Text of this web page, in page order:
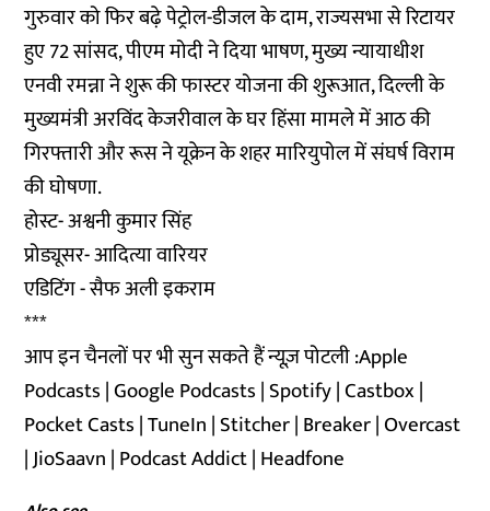
गुरुवार को फिर बढ़े पेट्रोल-डीजल के दाम, राज्यसभा से रिटायर
हुए 72 सांसद, पीएम मोदी ने दिया भाषण, मुख्य न्यायाधीश
एनवी रमन्ना ने शुरू की फास्टर योजना की शुरूआत, दिल्ली के
मुख्यमंत्री अरविंद केजरीवाल के घर हिंसा मामले में आठ की
गिरफ्तारी और रूस ने यूक्रेन के शहर मारियुपोल में संघर्ष विराम
की घोषणा.
होस्ट- अश्वनी कुमार सिंह
प्रोड्यूसर- आदित्या वारियर
एडिटिंग - सैफ अली इकराम
***
आप इन चैनलों पर भी सुन सकते हैं न्यूज़ पोटली :Apple
Podcasts|Google Podcasts|Spotify|Castbox|
Pocket Casts|TuneIn|Stitcher|Breaker|Overcast
|JioSaavn|Podcast Addict|Headfone